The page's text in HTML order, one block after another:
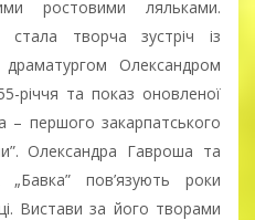
ростовими ляльками.
творча зустріч із
Олександром
річчя та показ оновленої
– першого закарпатського
Олександра Гавроша та
пов’язують роки
Вистави за його творами